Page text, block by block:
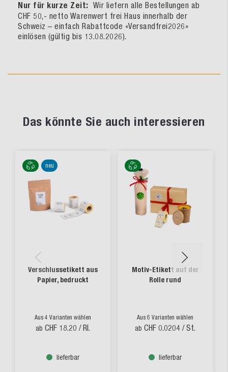
Nur für kurze Zeit: Wir liefern alle Bestellungen ab
CHF 50,- netto Warenwert frei Haus innerhalb der
Schweiz – einfach Rabattcode «Versandfrei2026»
einlösen (gültig bis 13.08.2026).
Das könnte Sie auch interessieren
neu
Verschlussetikett aus
Papier, bedruckt
Aus 4 Varianten wählen
ab CHF 18.20 / Rl.
lieferbar
Motiv-Etikett auf der
Rolle rund
Aus 6 Varianten wählen
ab CHF 0.0204 / St.
lieferbar